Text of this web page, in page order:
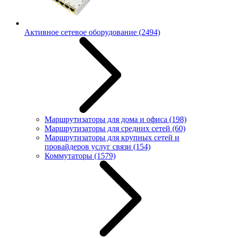
Активное сетевое оборудование (2494)
Маршрутизаторы для дома и офиса (198)
Маршрутизаторы для средних сетей (60)
Маршрутизаторы для крупных сетей и
провайдеров услуг связи (154)
Коммутаторы (1579)